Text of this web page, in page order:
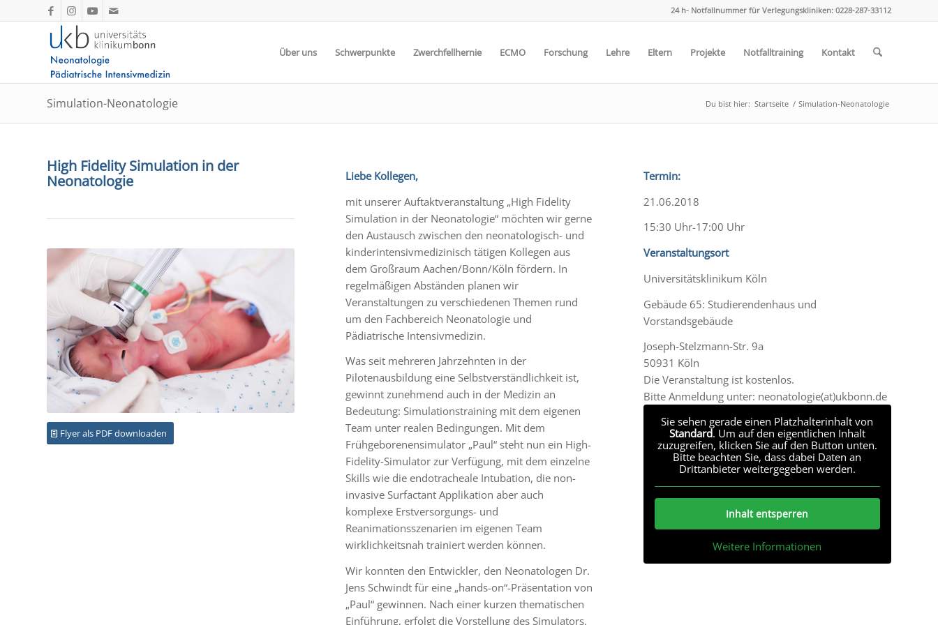
24 h- Notfallnummer für Verlegungskliniken: 0228-287-33112
Über uns Schwerpunkte Zwerchfellhernie ECMO Forschung Lehre Eltern Projekte Notfalltraining Kontakt
Simulation-Neonatologie Du bist hier: Startseite / Simulation-Neonatologie
High Fidelity Simulation in der
Neonatologie
Flyer als PDF downloaden
Liebe Kollegen,
mit unserer Auftaktveranstaltung „High Fidelity
Simulation in der Neonatologie“ möchten wir gerne
den Austausch zwischen den neonatologisch- und
kinderintensivmedizinisch tätigen Kollegen aus
dem Großraum Aachen/Bonn/Köln fördern. In
regelmäßigen Abständen planen wir
Veranstaltungen zu verschiedenen Themen rund
um den Fachbereich Neonatologie und
Pädiatrische Intensivmedizin.
Was seit mehreren Jahrzehnten in der
Pilotenausbildung eine Selbstverständlichkeit ist,
gewinnt zunehmend auch in der Medizin an
Bedeutung: Simulationstraining mit dem eigenen
Team unter realen Bedingungen. Mit dem
Frühgeborenensimulator „Paul“ steht nun ein High-
Fidelity-Simulator zur Verfügung, mit dem einzelne
Skills wie die endotracheale Intubation, die non-
invasive Surfactant Applikation aber auch
komplexe Erstversorgungs- und
Reanimationsszenarien im eigenen Team
wirklichkeitsnah trainiert werden können.
Wir konnten den Entwickler, den Neonatologen Dr.
Jens Schwindt für eine „hands-on“-Präsentation von
„Paul“ gewinnen. Nach einer kurzen thematischen
Einführung, erfolgt die Vorstellung des Simulators.
Termin:
21.06.2018
15:30 Uhr-17:00 Uhr
Veranstaltungsort
Universitätsklinikum Köln
Gebäude 65:Studierendenhaus und
Vorstandsgebäude
Joseph-Stelzmann-Str. 9a
50931 Köln
Die Veranstaltung ist kostenlos.
Bitte Anmeldung unter: neonatologie(at)ukbonn.de
Sie sehen gerade einen Platzhalterinhalt von
Standard. Um auf den eigentlichen Inhalt
zuzugreifen, klicken Sie auf den Button unten.
Bitte beachten Sie, dass dabei Daten an
Drittanbieter weitergegeben werden.
Inhalt entsperren
Weitere Informationen